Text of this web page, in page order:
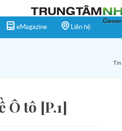
eMagazine Liên hệ
Tin
Ô tô [P.1]